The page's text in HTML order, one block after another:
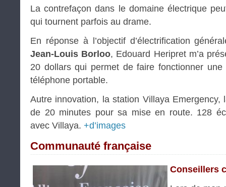
La contrefaçon dans le domaine électrique
qui tournent parfois au drame.
En réponse à l’objectif d’électrification
Jean-Louis Borloo, Edouard Heripret m’a
20 dollars qui permet de faire fonctionner
téléphone portable.
Autre innovation, la station Villaya
de 20 minutes pour sa mise en route. 128
avec Villaya. +d’images
Communauté française
Conseillers